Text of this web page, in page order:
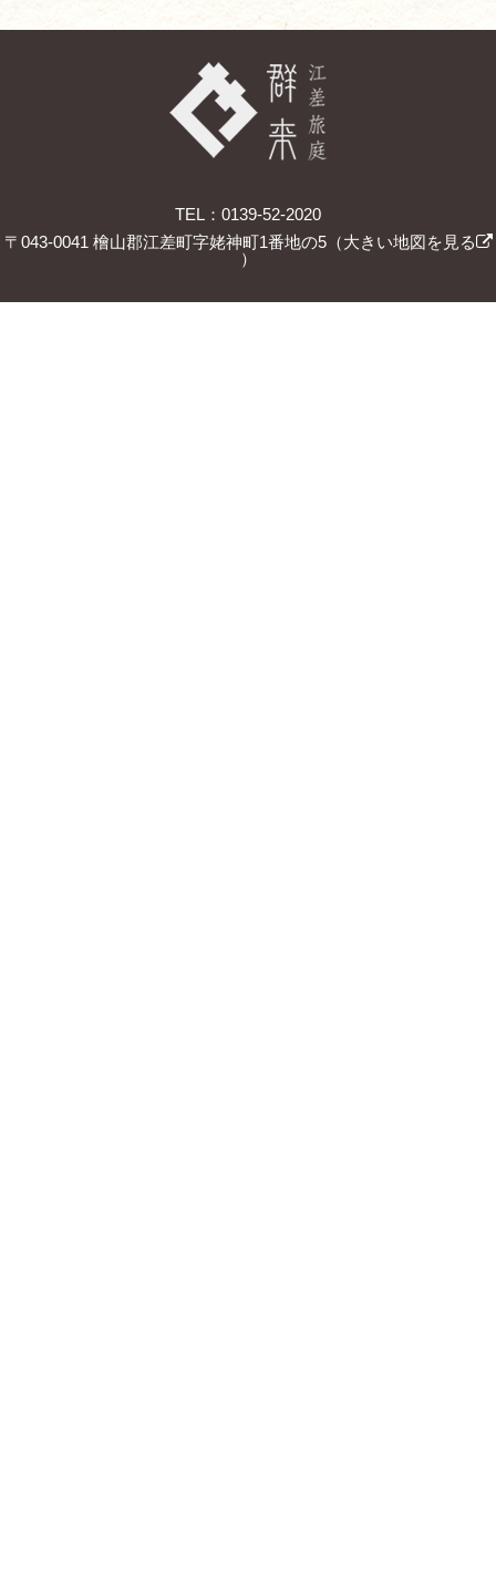
TEL：0139-52-2020
〒043-0041 檜山郡江差町字姥神町1番地の5（大きい地図を見る
）